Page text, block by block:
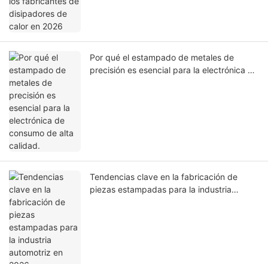
Por qué el estampado de metales de
precisión es esencial para la electrónica de
Tendencias clave en la fabricación de
piezas estampadas para la industria